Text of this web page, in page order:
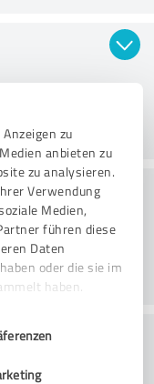
zu
anbieten zu
zu analysieren.
Verwendung
Medien,
führen diese
Daten
oder die sie im
haben.